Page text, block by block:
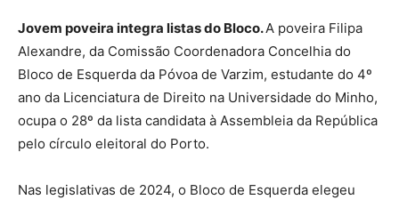
Jovem poveira integra listas do Bloco.A poveira Filipa
Alexandre, da Comissão Coordenadora Concelhia do
Bloco de Esquerda da Póvoa de Varzim, estudante do 4º
ano da Licenciatura de Direito na Universidade do Minho,
ocupa o 28º da lista candidata à Assembleia da República
pelo círculo eleitoral do Porto.
Nas legislativas de 2024, o Bloco de Esquerda elegeu